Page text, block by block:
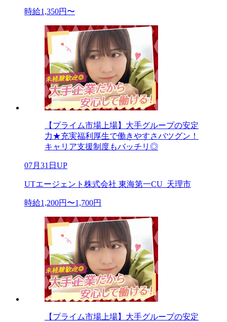
時給1,350円〜
【プライム市場上場】大手グループの安定
力★充実福利厚生で働きやすさバツグン！
キャリア支援制度もバッチリ◎
07月31日UP
UTエージェント株式会社 東海第一CU_天理市
時給1,200円〜1,700円
【プライム市場上場】大手グループの安定